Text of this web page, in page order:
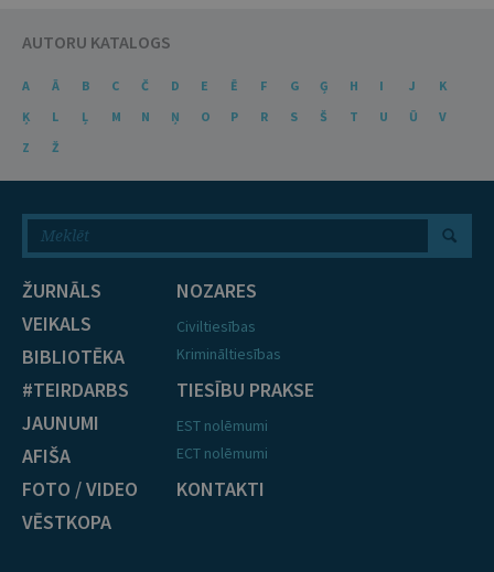
AUTORU KATALOGS
A Ā B C Č D E Ē F G Ģ H I J
K
Ķ
L Ļ M N Ņ O P R S Š T U Ū
V
Z
Ž
ŽURNĀLS
VEIKALS
BIBLIOTĒKA
#TEIRDARBS
JAUNUMI
AFIŠA
FOTO / VIDEO
VĒSTKOPA
NOZARES
Civiltiesības
Krimināltiesības
TIESĪBU PRAKSE
EST nolēmumi
ECT nolēmumi
KONTAKTI